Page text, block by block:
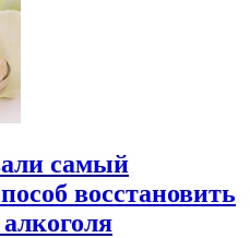
самый
восстановить